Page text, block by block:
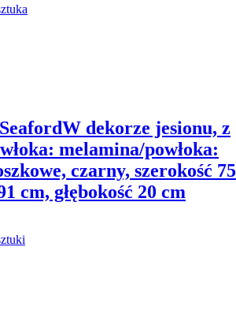
W dekorze jesionu, z
melamina/powłoka:
czarny, szerokość 75
cm, głębokość 20 cm